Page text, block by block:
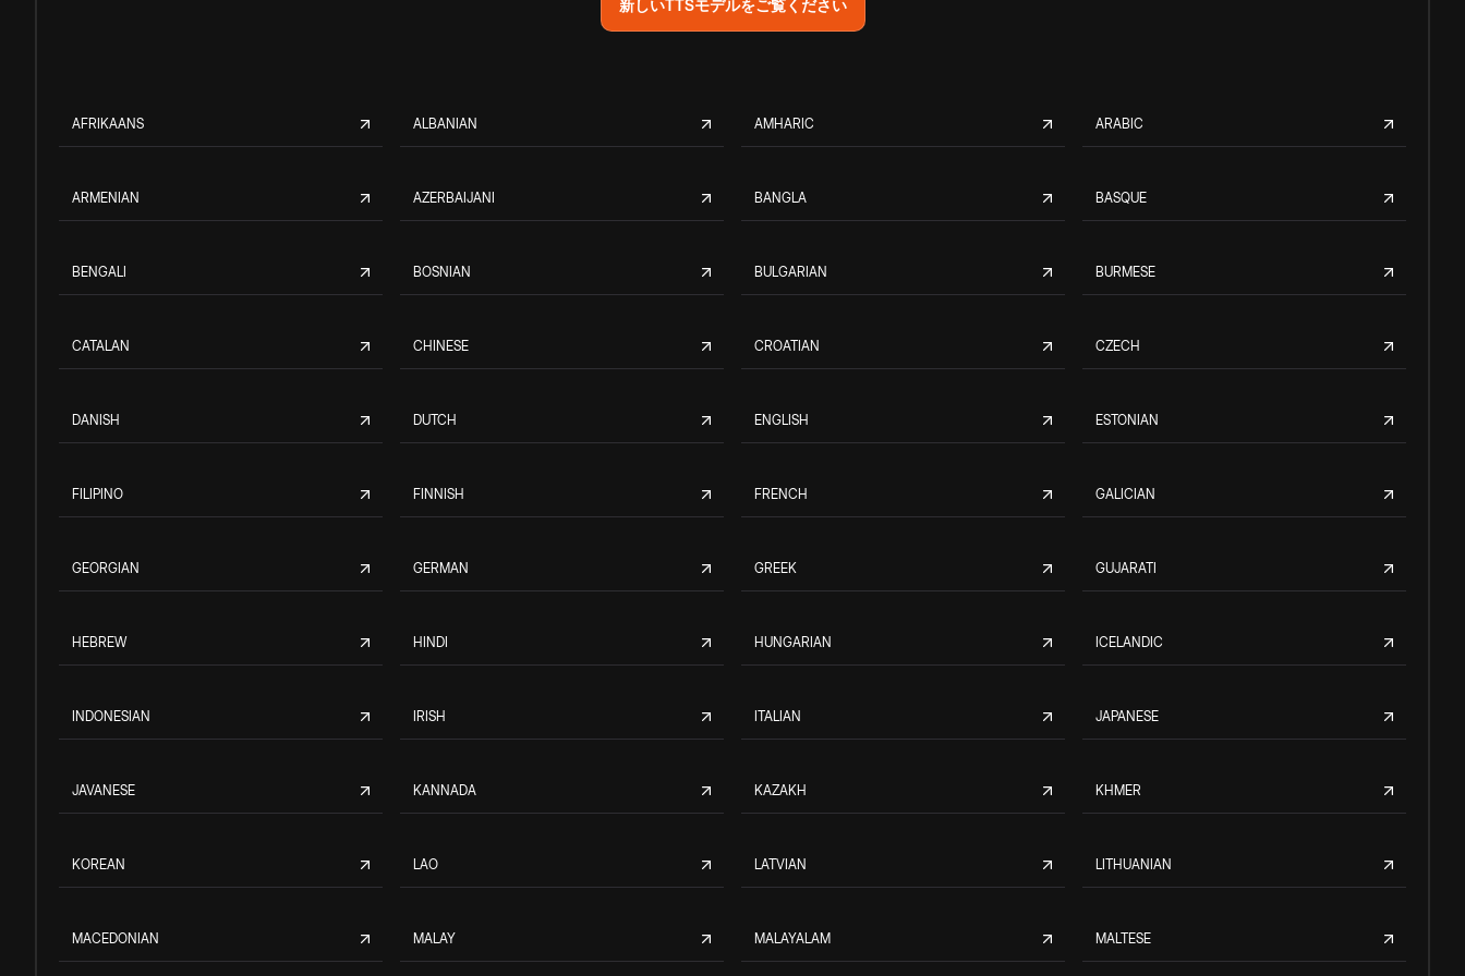
新しいTTSモデルをご覧ください
AFRIKAANS ALBANIAN AMHARIC ARABIC
ARMENIAN AZERBAIJANI BANGLA BASQUE
BENGALI BOSNIAN BULGARIAN BURMESE
CATALAN CHINESE CROATIAN CZECH
DANISH DUTCH ENGLISH ESTONIAN
FILIPINO FINNISH FRENCH GALICIAN
GEORGIAN GERMAN GREEK GUJARATI
HEBREW HINDI HUNGARIAN ICELANDIC
INDONESIAN IRISH ITALIAN JAPANESE
JAVANESE KANNADA KAZAKH KHMER
KOREAN LAO LATVIAN LITHUANIAN
MACEDONIAN MALAY MALAYALAM MALTESE